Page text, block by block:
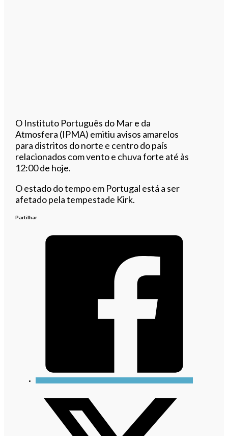
O Instituto Português do Mar e da
Atmosfera (IPMA) emitiu avisos amarelos
para distritos do norte e centro do país
relacionados com vento e chuva forte até às
12:00 de hoje.
O estado do tempo em Portugal está a ser
afetado pela tempestade Kirk.
Partilhar